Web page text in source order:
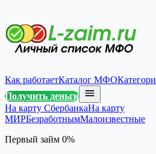
Как работаетКаталог МФО
Получить деньги
На карту СбербанкаНа карту
МИРБезработнымМалоизвестные
Первый займ 0%